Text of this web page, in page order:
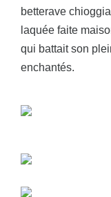
betterave
laquée faite
qui battait son
enchantés.